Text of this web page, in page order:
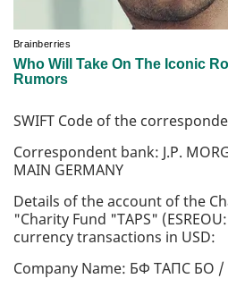
SWIFT Code of the
Correspondent bank: J.P.
MAIN GERMANY
Details of the account of the
"Charity Fund "TAPS"
currency transactions in USD:
Company Name: БФ TAПC БО /